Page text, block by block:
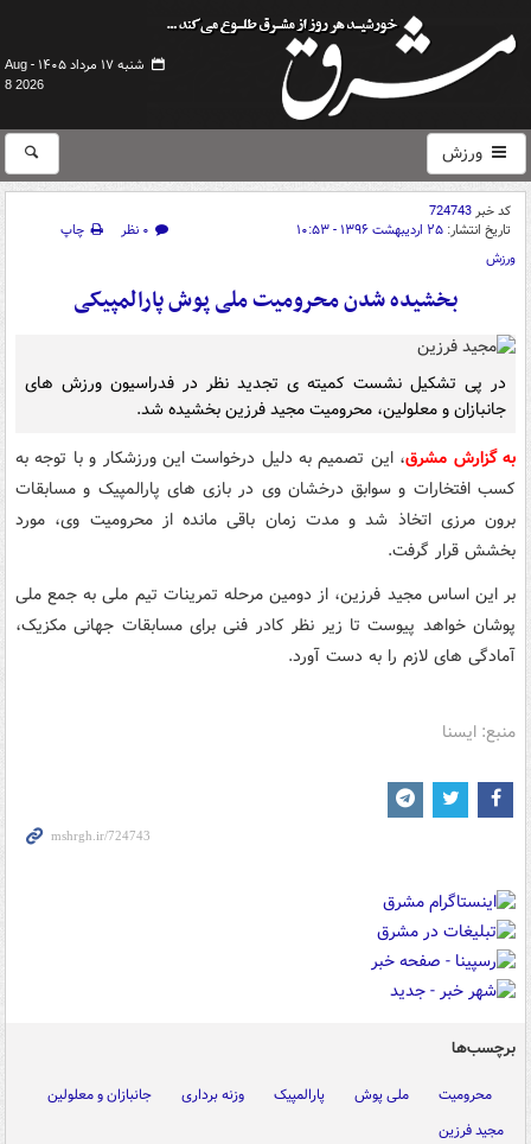
شنبه ۱۷ مرداد ۱۴۰۵ -
Aug
8 2026
ورزش
کد خبر724743
تاریخ انتشار: ۲۵ اردیبهشت ۱۳۹۶ - ۱۰:۵۳ ۰ نظر
چاپ
ورزش
بخشیده شدن محرومیت ملی پوش پارالمپیکی
در پی تشکیل نشست کمیته ی تجدید نظر در فدراسیون ورزش های
جانبازان و معلولین، محرومیت مجید فرزین بخشیده شد.
به گزارش مشرق، این تصمیم به دلیل درخواست این ورزشکار و با توجه به
کسب افتخارات و سوابق درخشان وی در بازی های پارالمپیک و مسابقات
برون مرزی اتخاذ شد و مدت زمان باقی مانده از محرومیت وی، مورد
بخشش قرار گرفت.
بر این اساس مجید فرزین، از دومین مرحله تمرینات تیم ملی به جمع ملی
پوشان خواهد پیوست تا زیر نظر کادر فنی برای مسابقات جهانی مکزیک،
آمادگی های لازم را به دست آورد.
منبع: ایسنا
برچسب‌ها
محرومیت ملی پوش پارالمپیک وزنه برداری
جانبازان و معلولین
مجید فرزین